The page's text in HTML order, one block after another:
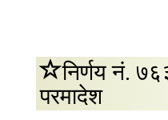
निर्णय नं.
परमादेश